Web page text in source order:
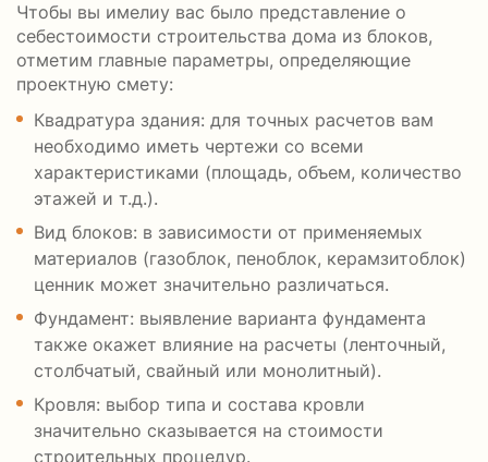
Чтобы вы имелиу вас было представление о
себестоимости строительства дома из блоков,
отметим главные параметры, определяющие
проектную смету:
Квадратура здания: для точных расчетов вам
необходимо иметь чертежи со всеми
характеристиками (площадь, объем, количество
этажей и т.д.).
Вид блоков: в зависимости от применяемых
материалов (газоблок, пеноблок, керамзитоблок)
ценник может значительно различаться.
Фундамент: выявление варианта фундамента
также окажет влияние на расчеты (ленточный,
столбчатый, свайный или монолитный).
Кровля: выбор типа и состава кровли
значительно сказывается на стоимости
строительных процедур.